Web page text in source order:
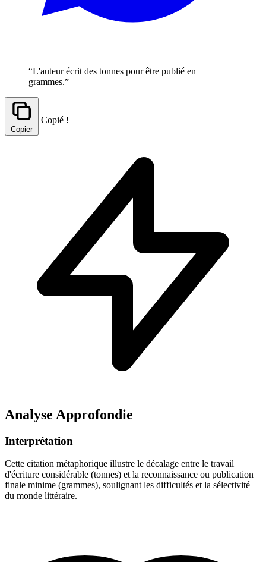
“L'auteur écrit des tonnes pour être publié en
grammes.”
Copier
Copié !
Analyse Approfondie
Interprétation
Cette citation métaphorique illustre le décalage entre le travail
d'écriture considérable (tonnes) et la reconnaissance ou publication
finale minime (grammes), soulignant les difficultés et la sélectivité
du monde littéraire.